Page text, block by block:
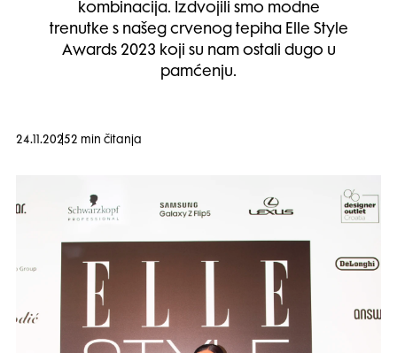
kombinacija. Izdvojili smo modne
trenutke s našeg crvenog tepiha Elle Style
Awards 2023 koji su nam ostali dugo u
pamćenju.
24.11.20252 min čitanja